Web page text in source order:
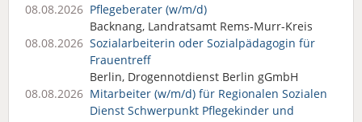
08.08.2026 Pflegeberater (w/m/d)
Backnang, Landratsamt Rems-Murr-Kreis
08.08.2026 Sozialarbeiterin oder Sozialpädagogin für
Frauentreff
Berlin, Drogennotdienst Berlin gGmbH
08.08.2026 Mitarbeiter (w/m/d) für Regionalen Sozialen
Dienst Schwerpunkt Pflegekinder und